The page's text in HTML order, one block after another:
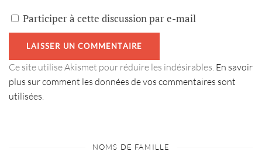
Participer à cette discussion par e-mail
Ce site utilise Akismet pour réduire les indésirables. En savoir
plus sur comment les données de vos commentaires sont
utilisées.
NOMS DE FAMILLE